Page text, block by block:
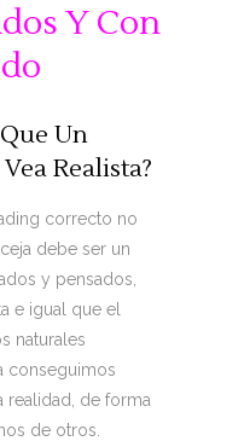
Y Con
Un
Realista?
correcto no
debe ser un
y pensados,
e igual que el
naturales
conseguimos
realidad, de forma
de otros.